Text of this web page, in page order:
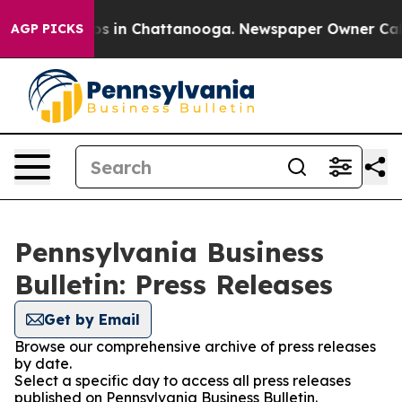
AGP PICKS
Chaos in Chattanooga. Newspaper Owner Calls
Pennsylvania Business
Bulletin: Press Releases
Get by Email
Browse our comprehensive archive of press releases
by date.
Select a specific day to access all press releases
published on Pennsylvania Business Bulletin.